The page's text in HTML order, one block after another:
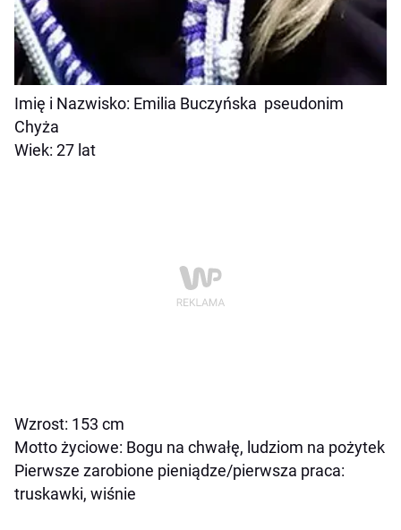
Imię i Nazwisko: Emilia Buczyńska pseudonim
Chyża
Wiek: 27 lat
Wzrost: 153 cm
Motto życiowe: Bogu na chwałę, ludziom na pożytek
Pierwsze zarobione pieniądze/pierwsza praca:
truskawki, wiśnie